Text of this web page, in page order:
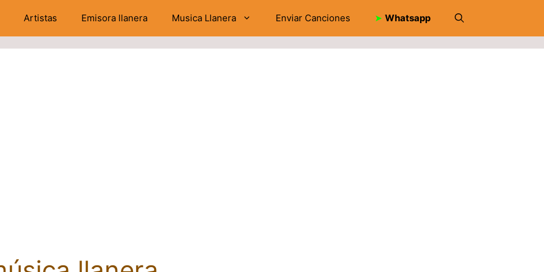
Artistas Emisora llanera Musica Llanera Enviar Canciones ➤ Whatsapp